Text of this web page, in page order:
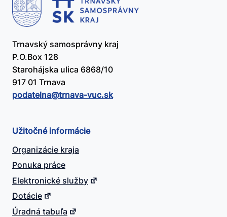
Trnavský samosprávny kraj
P.O.Box 128
Starohájska ulica 6868/10
917 01 Trnava
podatelna@​trnava-vuc.sk
Užitočné informácie
Organizácie kraja
Ponuka práce
Elektronické služby
Dotácie
Úradná tabuľa